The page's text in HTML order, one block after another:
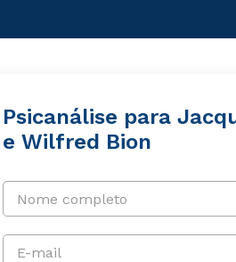
Psicanálise para
e Wilfred Bion
Nome completo
E-mail